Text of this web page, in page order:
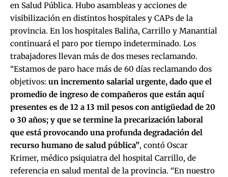
en Salud Pública. Hubo asambleas y acciones de
visibilización en distintos hospitales y CAPs de la
provincia. En los hospitales Baliña, Carrillo y Manantial
continuará el paro por tiempo indeterminado. Los
trabajadores llevan más de dos meses reclamando.
“Estamos de paro hace más de 60 días reclamando dos
objetivos: un incremento salarial urgente, dado que el
promedio de ingreso de compañeros que están aquí
presentes es de 12 a 13 mil pesos con antigüedad de 20
o 30 años; y que se termine la precarización laboral
que está provocando una profunda degradación del
recurso humano de salud pública”, contó Oscar
Krimer, médico psiquiatra del hospital Carrillo, de
referencia en salud mental de la provincia. “En nuestro